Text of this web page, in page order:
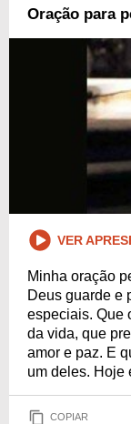
Oração para
VER
Minha oração
Deus guarde e
especiais. Que
da vida, que
amor e paz. E
um deles. Hoje
COPIAR